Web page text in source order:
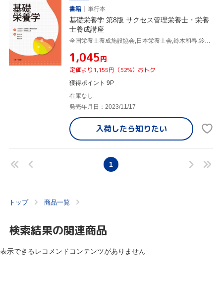
書籍
単行本
基礎栄養学 第8版 サクセス管理栄養士・栄養
士養成講座
全国栄養士養成施設協会,日本栄養士会,鈴木和春,鈴木孝子,梶田泰孝
¥1,045円
定価より1,155円（52%）おトク
獲得ポイント 9P
在庫なし
発売年月日：2023/11/17
入荷したら知りたい
1
トップ 商品一覧
検索結果の関連商品
表示できるレコメンドコンテンツがありません